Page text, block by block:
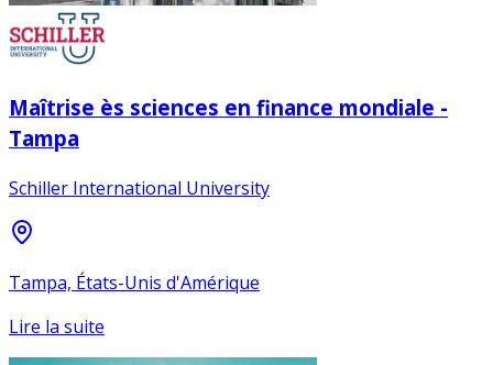
Maîtrise ès sciences en finance mondiale -
Tampa
Schiller International University
Tampa, États-Unis d'Amérique
Lire la suite